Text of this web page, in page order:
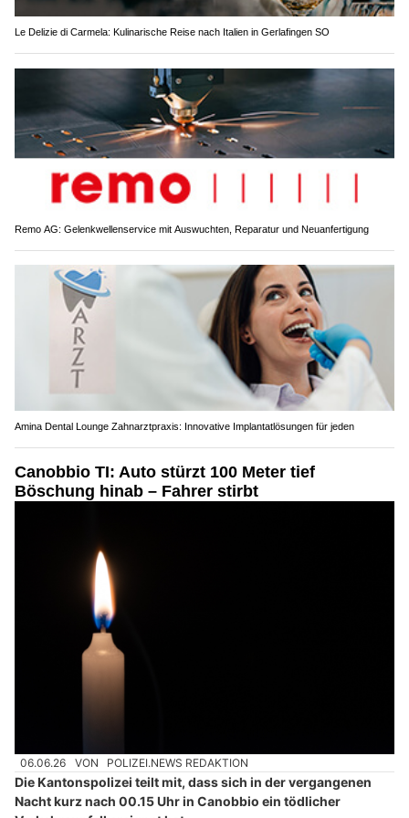
Le Delizie di Carmela: Kulinarische Reise nach Italien in Gerlafingen SO
Remo AG: Gelenkwellenservice mit Auswuchten, Reparatur und Neuanfertigung
Amina Dental Lounge Zahnarztpraxis: Innovative Implantatlösungen für jeden
Canobbio TI: Auto stürzt 100 Meter tief
Böschung hinab – Fahrer stirbt
06.06.26 VON POLIZEI.NEWS REDAKTION
Die Kantonspolizei teilt mit, dass sich in der vergangenen
Nacht kurz nach 00.15 Uhr in Canobbio ein tödlicher